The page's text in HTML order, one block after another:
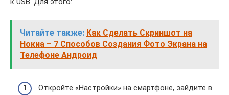
Читайте также: Как Сделать Скриншот на
Нокиа – 7 Способов Создания Фото Экрана на
Телефоне Андроид
Откройте «Настройки» на смартфоне, зайдите в